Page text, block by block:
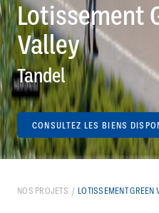
Lotissement
Valley
Tandel
CONSULTEZ LES BIENS
NOS PROJETS LOTISSEMENT GREEN